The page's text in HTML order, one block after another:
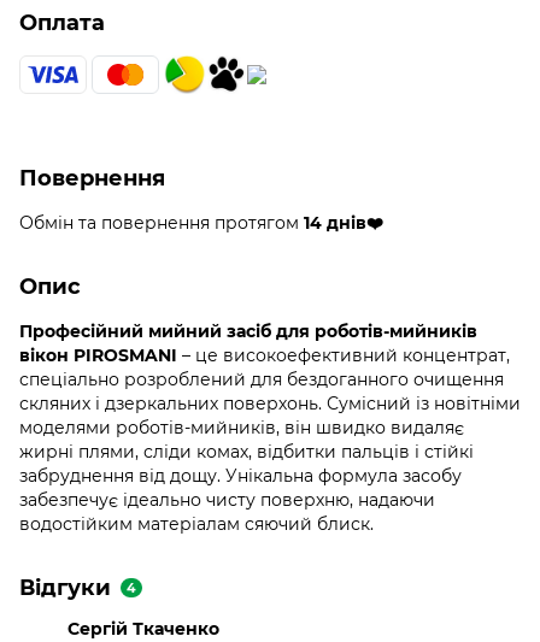
Оплата
Повернення
Обмін та повернення протягом 14 днів❤️
Опис
Професійний мийний засіб для роботів-мийників
вікон PIROSMANI – це високоефективний концентрат,
спеціально розроблений для бездоганного очищення
скляних і дзеркальних поверхонь. Сумісний із новітніми
моделями роботів-мийників, він швидко видаляє
жирні плями, сліди комах, відбитки пальців і стійкі
забруднення від дощу. Унікальна формула засобу
забезпечує ідеально чисту поверхню, надаючи
водостійким матеріалам сяючий блиск.
Відгуки 4
Сергій Ткаченко